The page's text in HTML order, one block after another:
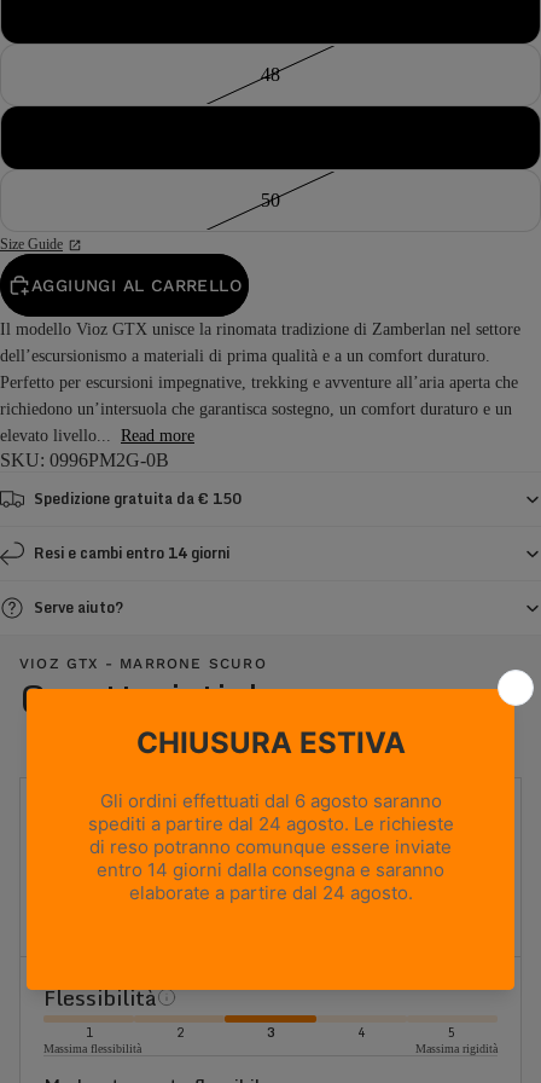
48
50
Size Guide
AGGIUNGI AL CARRELLO
Il modello Vioz GTX unisce la rinomata tradizione di Zamberlan nel settore
dell’escursionismo a materiali di prima qualità e a un comfort duraturo.
Perfetto per escursioni impegnative, trekking e avventure all’aria aperta che
richiedono un’intersuola che garantisca sostegno, un comfort duraturo e un
elevato livello... Read more
SKU: 0996PM2G-0B
Spedizione gratuita da € 150
Resi e cambi entro 14 giorni
Serve aiuto?
VIOZ GTX - MARRONE SCURO
Caratteristiche
UTILIZZO
Caccia in montagna
Based on size US 8 (Half Pair)
ALTEZZA TOMAIA
Flessibilità
1 2 3 4 5
Massima flessibilità Massima rigidità